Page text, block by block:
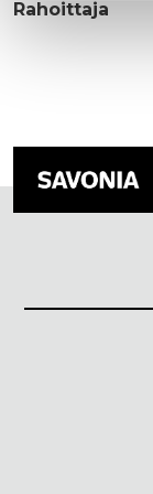
Rahoittaja